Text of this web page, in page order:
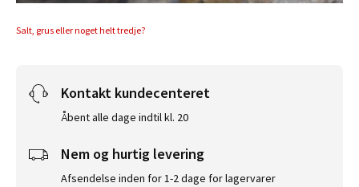
Salt, grus eller noget helt tredje?
Kontakt kundecenteret
Åbent alle dage indtil kl. 20
Nem og hurtig levering
Afsendelse inden for 1-2 dage for lagervarer